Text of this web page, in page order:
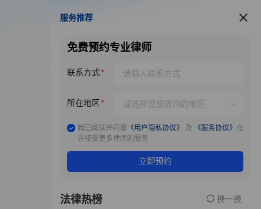
服务推荐
服务推荐
免费预约专业律师
联系方式
所在地区
我已阅读并同意 《用户隐私协议》 及 《服务协议》 允
许接受更多律师的服务
立即预约
法律热榜 换一换